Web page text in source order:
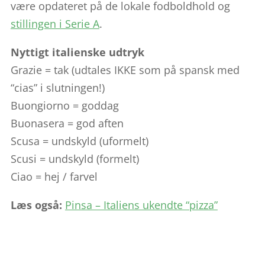
være opdateret på de lokale fodboldhold og
stillingen i Serie A.
Nyttigt italienske udtryk
Grazie = tak (udtales IKKE som på spansk med
“cias” i slutningen!)
Buongiorno = goddag
Buonasera = god aften
Scusa = undskyld (uformelt)
Scusi = undskyld (formelt)
Ciao = hej / farvel
Læs også: Pinsa – Italiens ukendte “pizza”